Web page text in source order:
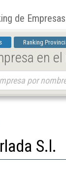
de Empresas
Ranking
en
S.l.